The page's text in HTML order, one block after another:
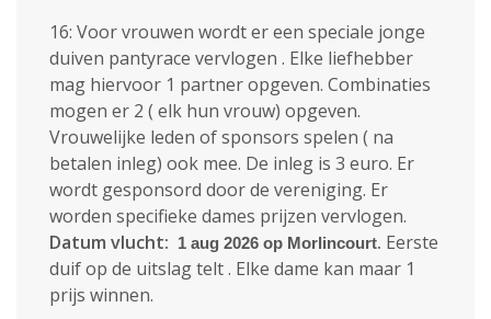
16: Voor vrouwen wordt er een speciale jonge
duiven pantyrace vervlogen . Elke liefhebber
mag hiervoor 1 partner opgeven. Combinaties
mogen er 2 ( elk hun vrouw) opgeven.
Vrouwelijke leden of sponsors spelen ( na
betalen inleg) ook mee. De inleg is 3 euro. Er
wordt gesponsord door de vereniging. Er
worden specifieke dames prijzen vervlogen.
Datum vlucht:
1 aug 2026 op Morlincourt. Eerste
duif op de uitslag telt . Elke dame kan maar 1
prijs winnen.